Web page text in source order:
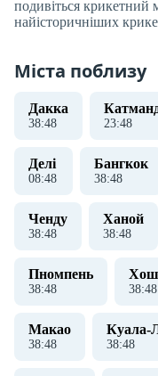
подивіться крикетний
найісторичніших
Міста поблизу
Дакка
38:48 23:48
Делі
08:48
Бангкок
38:48
Ченду
38:48
Ханой
38:48
Пномпень
38:48 38:48
Макао
38:48
Куала-
38:48